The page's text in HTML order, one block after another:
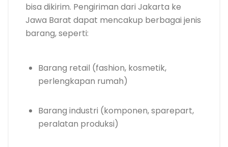
bisa dikirim. Pengiriman dari Jakarta ke
Jawa Barat dapat mencakup berbagai jenis
barang, seperti:
Barang retail (fashion, kosmetik,
perlengkapan rumah)
Barang industri (komponen, sparepart,
peralatan produksi)